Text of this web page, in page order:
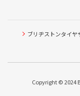
ブリヂストンタイヤ
Copyright © 2024
タイヤ点検・安